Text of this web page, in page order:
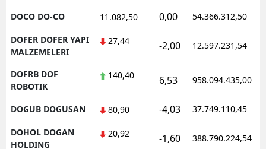
DOCO DO-CO 11.082,50 0,00 54.366.312,50
DOFER DOFER YAPI
MALZEMELERI
27,44 -2,00 12.597.231,54
DOFRB DOF
ROBOTIK
140,40 6,53 958.094.435,00
DOGUB DOGUSAN 80,90 -4,03 37.749.110,45
DOHOL DOGAN
HOLDING
20,92 -1,60 388.790.224,54